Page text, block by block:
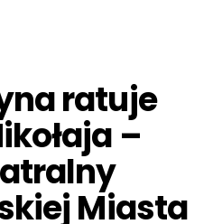
ratuje
–
Miasta